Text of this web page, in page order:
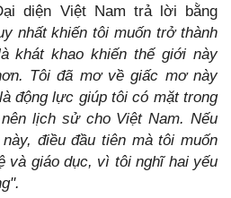
diện Việt Nam trả lời bằng
nhất khiến tôi muốn trở thành
khát khao khiến thế giới này
Tôi đã mơ về giấc mơ này
động lực giúp tôi có mặt trong
lịch sử cho Việt Nam. Nếu
điều đầu tiên mà tôi muốn
và giáo dục, vì tôi nghĩ hai yếu